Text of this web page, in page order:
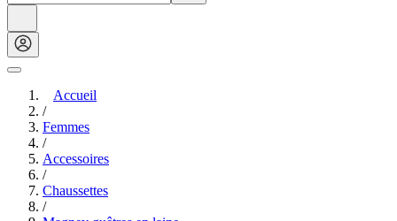
Accueil
/
Femmes
/
Accessoires
/
Chaussettes
/